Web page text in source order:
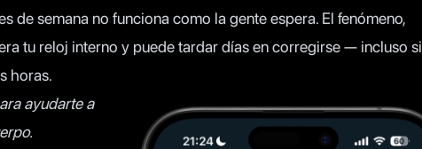
de semana no funciona como la gente espera. El fenómeno,
tu reloj interno y puede tardar días en corregirse — incluso si
horas.
ayudarte a